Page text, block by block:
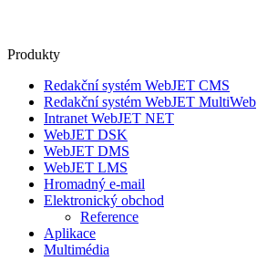
Produkty
Redakční systém WebJET CMS
Redakční systém WebJET MultiWeb
Intranet WebJET NET
WebJET DSK
WebJET DMS
WebJET LMS
Hromadný e-mail
Elektronický obchod
Reference
Aplikace
Multimédia